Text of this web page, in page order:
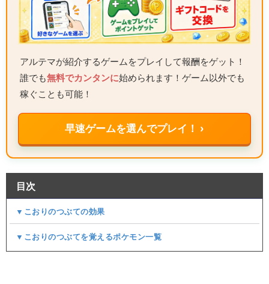
アルテマが紹介するゲームをプレイして報酬をゲット！
誰でも無料でカンタンに始められます！ゲーム以外でも
稼ぐことも可能！
早速ゲームを選んでプレイ！ ›
目次
▼こおりのつぶての効果
▼こおりのつぶてを覚えるポケモン一覧